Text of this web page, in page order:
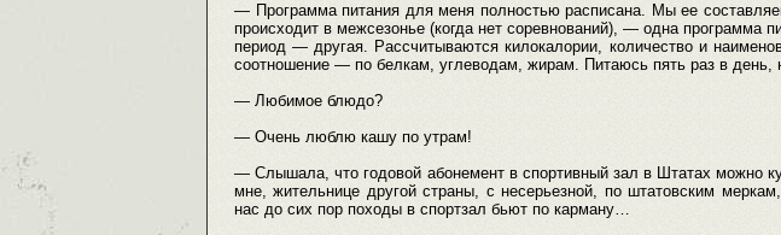
— Программа питания для меня полностью расписана. Мы ее
происходит в межсезонье (когда нет соревнований), — одна программа
период — другая. Рассчитываются килокалории, количество и
соотношение — по белкам, углеводам, жирам. Питаюсь пять раз в день,
— Любимое блюдо?
— Очень люблю кашу по утрам!
— Слышала, что годовой абонемент в спортивный зал в Штатах можно
мне, жительнице другой страны, с несерьезной, по штатовским
нас до сих пор походы в спортзал бьют по карману…